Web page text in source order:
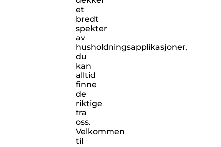
et
bredt
spekter
av
husholdningsapplikasjoner,
du
kan
alltid
finne
de
riktige
fra
oss.
Velkommen
til